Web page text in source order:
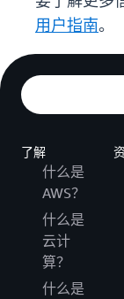
用户指南。
了解
什么是
AWS？
什么是
云计
算？
什么是